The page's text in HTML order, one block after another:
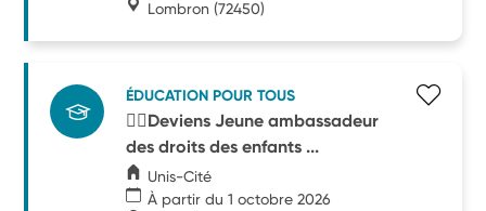
Lombron (72450)
ÉDUCATION POUR TOUS
🧑‍⚖️Deviens Jeune ambassadeur
des droits des enfants ...
Unis-Cité
À partir du 1 octobre 2026